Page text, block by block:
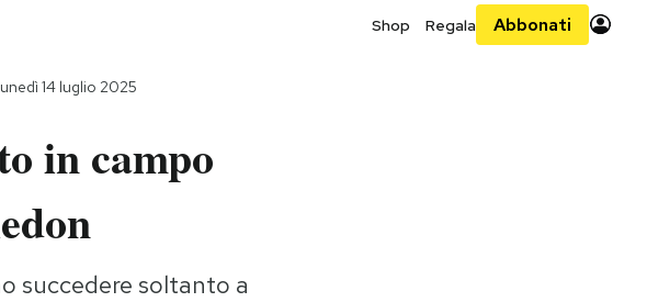
Shop Regala Abbonati
14 luglio 2025
in campo
succedere soltanto a